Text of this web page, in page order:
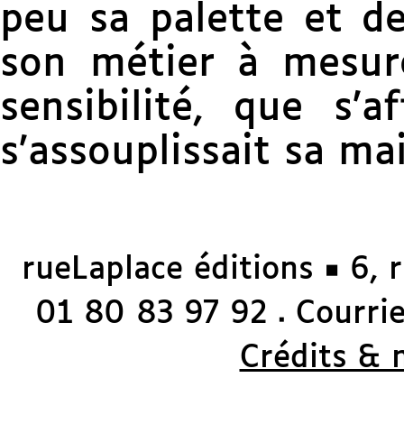
peu sa palette et
son métier à
sensibilité, que
s’assouplissait sa
rueLaplace éditions ◼ 6,
01 80 83 97 92
◼
Crédits &